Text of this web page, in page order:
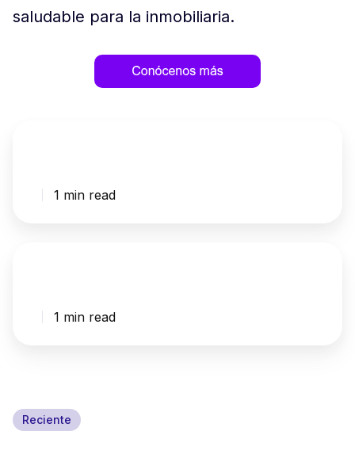
saludable para la inmobiliaria.
1 min read
1 min read
Reciente